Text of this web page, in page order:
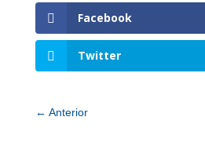
Facebook
Twitter
← Anterior